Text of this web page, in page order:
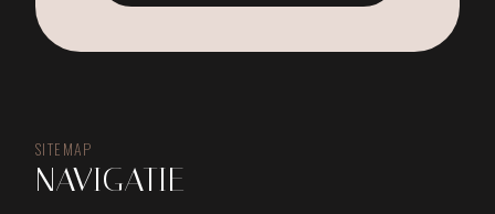
SITEMAP
NAVIGATIE